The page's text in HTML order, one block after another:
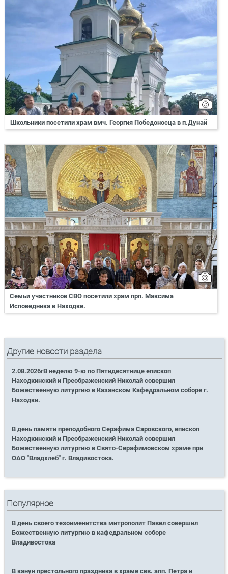
Школьники посетили храм вмч. Георгия Победоносца в п.Дунай
Семьи участников СВО посетили храм прп. Максима
Исповедника в Находке.
Другие новости раздела
2.08.2026гВ неделю 9-ю по Пятидесятнице епископ
Находкинский и Преображенский Николай совершил
Божественную литургию в Казанском Кафедральном соборе г.
Находки.
В день памяти преподобного Серафима Саровского, епископ
Находкинский и Преображенский Николай совершил
Божественную литургию в Свято-Серафимовском храме при
ОАО "Владхлеб" г. Владивостока.
Популярное
В день своего тезоименитства митрополит Павел совершил
Божественную литургию в кафедральном соборе
Владивостока
В канун престольного праздника в храме свв. апп. Петра и